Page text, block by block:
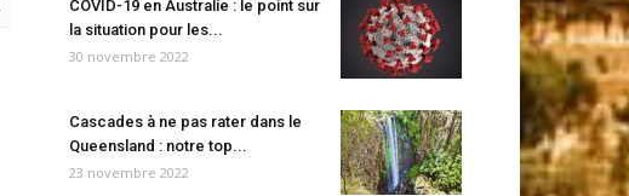
COVID-19 en Australie : le point sur
la situation pour les...
30 novembre 2022
Cascades à ne pas rater dans le
Queensland : notre top...
23 novembre 2022